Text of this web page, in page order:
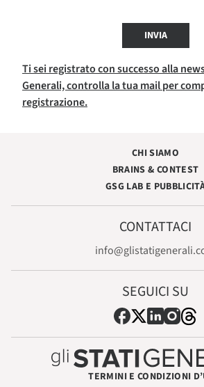
INVIA
Ti sei registrato con successo alla
Generali, controlla la tua mail per
registrazione.
CHI SIAMO
BRAINS & CONTEST
GSG LAB E
CONTATTACI
SEGUICI SU
TERMINI E CONDIZIONI